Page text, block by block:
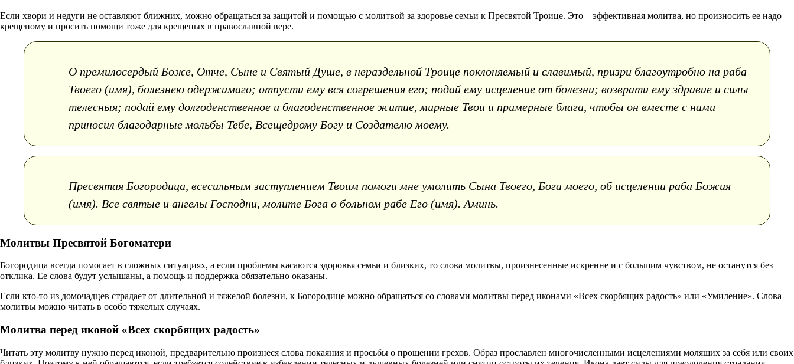
Если хвори и недуги не оставляют ближних, можно обращаться за защитой и помощью с молитвой за здоровье семьи к Пресвятой Троице. Это – эффективная молитва, но произносить ее надо
крещеному и просить помощи тоже для крещеных в православной вере.
О премилосердый Боже, Отче, Сыне и Святый Душе, в нераздельной Троице поклоняемый и славимый, призри благоутробно на раба
Твоего (имя), болезнею одержимаго; отпусти ему вся согрешения его; подай ему исцеление от болезни; возврати ему здравие и силы
телесныя; подай ему долгоденственное и благоденственное житие, мирные Твои и примерные блага, чтобы он вместе с нами
приносил благодарные мольбы Тебе, Всещедрому Богу и Создателю моему.
Пресвятая Богородица, всесильным заступлением Твоим помоги мне умолить Сына Твоего, Бога моего, об исцелении раба Божия
(имя). Все святые и ангелы Господни, молите Бога о больном рабе Его (имя). Аминь.
Молитвы Пресвятой Богоматери
Богородица всегда помогает в сложных ситуациях, а если проблемы касаются здоровья семьи и близких, то слова молитвы, произнесенные искренне и с большим чувством, не останутся без
отклика. Ее слова будут услышаны, а помощь и поддержка обязательно оказаны.
Если кто-то из домочадцев страдает от длительной и тяжелой болезни, к Богородице можно обращаться со словами молитвы перед иконами «Всех скорбящих радость» или «Умиление». Слова
молитвы можно читать в особо тяжелых случаях.
Молитва перед иконой «Всех скорбящих радость»
Читать эту молитву нужно перед иконой, предварительно произнеся слова покаяния и просьбы о прощении грехов. Образ прославлен многочисленными исцелениями молящих за себя или своих